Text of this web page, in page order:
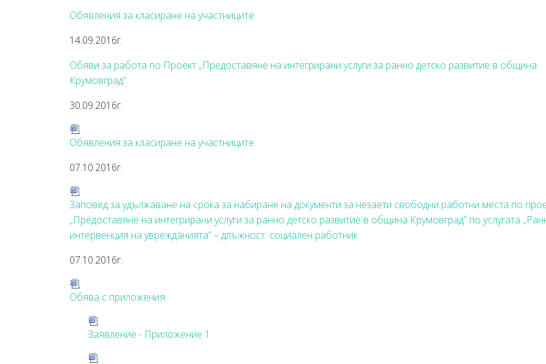
Обявления за класиране на участниците
14.09.2016г.
Обяви за работа по Проект „Предоставяне на интегрирани услуги за ранно детско развитие в община
Крумовград”
30.09.2016г.
Обявления за класиране на участниците
07.10.2016г.
Заповед за удължаване на срока за набиране на документи за незаети свободни работни места по
„Предоставяне на интегрирани услуги за ранно детско развитие в община Крумовград” по услугата
интервенция на уврежданията“ – длъжност: социален работник
07.10.2016г.
Обява с приложения
Заявление - Приложение 1